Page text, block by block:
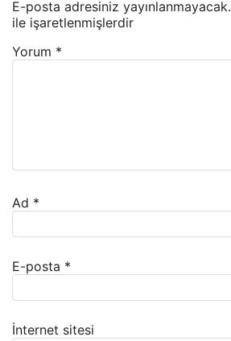
E-posta adresiniz yayınlanmayacak.
ile işaretlenmişlerdir
Yorum *
Ad *
E-posta *
İnternet sitesi